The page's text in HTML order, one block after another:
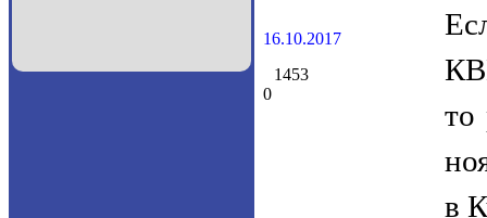
16.10.2017
1453
0
то
в